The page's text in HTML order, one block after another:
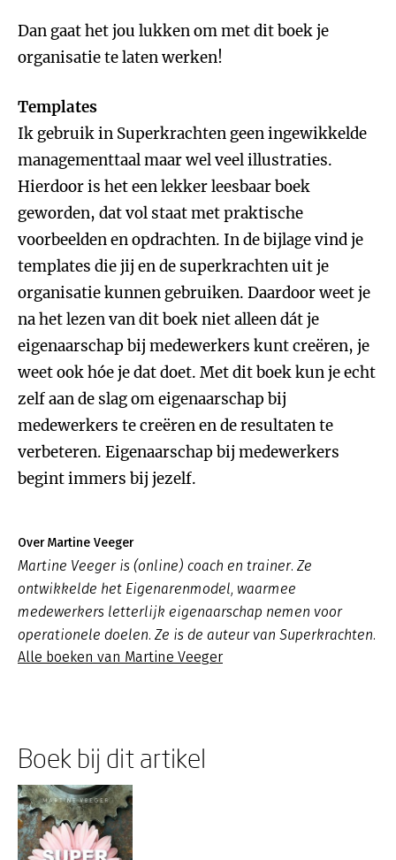
Dan gaat het jou lukken om met dit boek je
organisatie te laten werken!
Templates
Ik gebruik in Superkrachten geen ingewikkelde
managementtaal maar wel veel illustraties.
Hierdoor is het een lekker leesbaar boek
geworden, dat vol staat met praktische
voorbeelden en opdrachten. In de bijlage vind je
templates die jij en de superkrachten uit je
organisatie kunnen gebruiken. Daardoor weet je
na het lezen van dit boek niet alleen dát je
eigenaarschap bij medewerkers kunt creëren, je
weet ook hóe je dat doet. Met dit boek kun je echt
zelf aan de slag om eigenaarschap bij
medewerkers te creëren en de resultaten te
verbeteren. Eigenaarschap bij medewerkers
begint immers bij jezelf.
Over Martine Veeger
Martine Veeger is (online) coach en trainer. Ze
ontwikkelde het Eigenarenmodel, waarmee
medewerkers letterlijk eigenaarschap nemen voor
operationele doelen. Ze is de auteur van Superkrachten.
Alle boeken van Martine Veeger
Boek bij dit artikel